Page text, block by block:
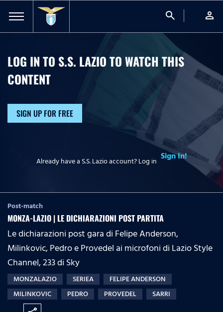
search person
LOG IN TO S.S. LAZIO TO WATCHTHIS
CONTENT
SIGN UP FOR FREE
Already have a S.S. Lazio account? Log in Sign In!
Post-match
MONZA-LAZIO | LE DICHIARAZIONI POST PARTITA
Le dichiarazioni post gara di Felipe Anderson,
Milinkovic, Pedro e Provedel ai microfoni di Lazio Style
Channel, 233 di Sky
MONZALAZIO SERIEA
FELIPE ANDERSON
MILINKOVIC
PEDRO PROVEDEL SARRI